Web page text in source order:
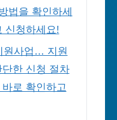
법을 확인하세
신청하세요!
원사업… 지원
한 신청 절차
로 확인하고